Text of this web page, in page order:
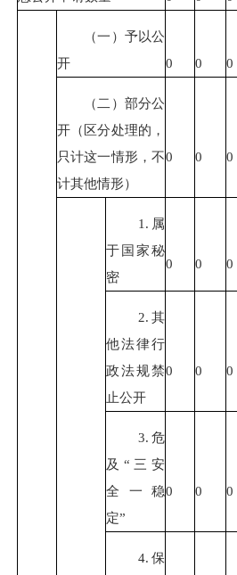
（一）予以公
开
0 0 0
（二）部分公
开（区分处理的，
只计这一情形，不
计其他情形）
0 0 0
1.属
于国家秘
密
0 0 0
2.其
他法律行
政法规禁
止公开
0 0 0
3.危
及“三安
全一稳
定”
0 0 0
4.保